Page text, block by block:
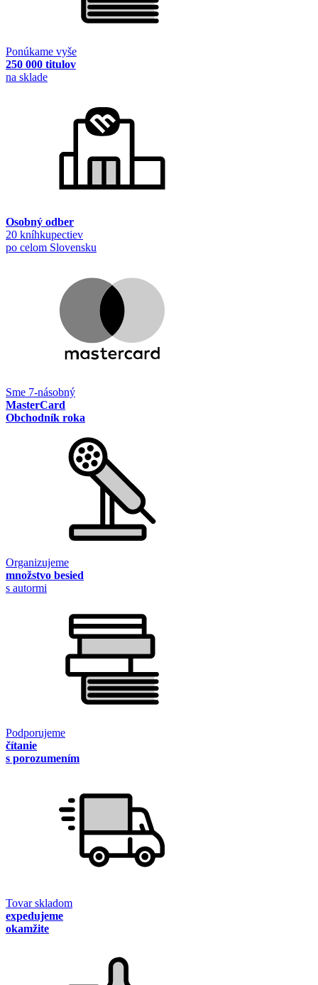
Ponúkame vyše
250 000 titulov
na sklade
Osobný odber
20 kníhkupectiev
po celom Slovensku
Sme 7-násobný
MasterCard
Obchodník roka
Organizujeme
množstvo besied
s autormi
Podporujeme
čítanie
s porozumením
Tovar skladom
expedujeme
okamžite